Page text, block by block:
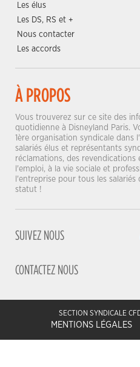
Les élus
Les DS, RS et +
Nous contacter
Les accords
À PROPOS
Vous trouverez sur ce site des
quotidienne à Disneyland Paris.
1ère organisation syndicale dans
salariés élus et représentants
réclamations, des revendications
l'emploi, à la vie sociale et
l'entreprise pour tous les
statut !
SUIVEZ NOUS
CONTACTEZ NOUS
SECTION SYNDICALE
MENTIONS LÉGALES